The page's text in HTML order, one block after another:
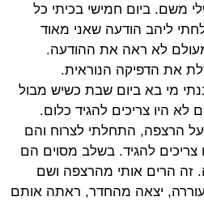
משם. ביום חמישי בכיתי כל
ליהב הודעה שאני מאוד
לא ראה את ההודעה.
את הדפיקה הנוראית.
מי בא ביום שבת כשיש מבול
לא היו צריכים להגיד כלום.
הרצפה, התחלתי לצרוח והם
להגיד. בשלב מסוים הם
זה הרים אותי מהרצפה ושם
יצאה מהחדר, ראתה אותם